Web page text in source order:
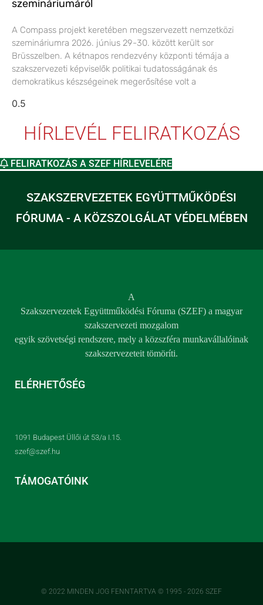
szemináriumáról
A Compass projekt keretében megszervezett nemzetközi
szemináriumra 2026. június 29-30. között került sor
Brüsszelben. A kétnapos rendezvény központi témája a
szakszervezeti képviselők politikai tudatosságának és
demokratikus készségeinek megerősítése volt a
HÍRLEVÉL FELIRATKOZÁS
FELIRATKOZÁS A SZEF HÍRLEVELÉRE
SZAKSZERVEZETEK EGYÜTTMŰKÖDÉSI
FÓRUMA - A KÖZSZOLGÁLAT VÉDELMÉBEN
A
Szakszervezetek Együttműködési Fóruma (SZEF) a magyar
szakszervezeti mozgalom
egyik szövetségi rendszere, mely a közszféra munkavállalóinak
szakszervezeteit tömöríti.
ELÉRHETŐSÉG
1091 Budapest Üllői út 53/a I.15.
szef@szef.hu
TÁMOGATÓINK
© 2022 MINDEN JOG FENNTARTVA © 1995 - 2026 SZEF